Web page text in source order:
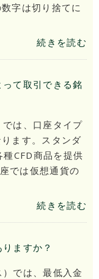
字は切り捨てに
続きを読む
て取引できる銘
は、口座タイプ
ます。スタンダ
CFD商品を提供
では仮想通貨の
続きを読む
ますか？
では、最低入金